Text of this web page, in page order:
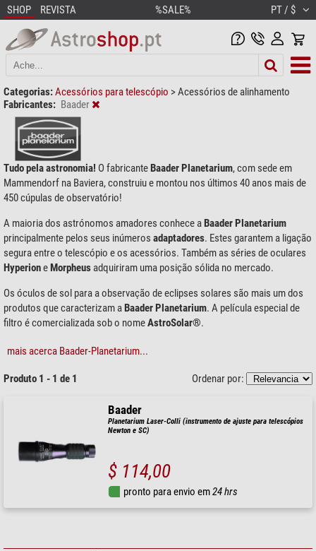
SHOP REVISTA %SALE% PT / $
Categorias:Acessórios para telescópio >Acessórios de alinhamento
Fabricantes: Baader
Tudo pela astronomia! O fabricanteBaader Planetarium, com sede em
Mammendorf na Baviera, construiu e montou nos últimos 40 anos mais de
450 cúpulas de observatório!
A maioria dos astrónomos amadores conhece aBaader Planetarium
principalmente pelos seus inúmeros adaptadores. Estes garantem a ligação
segura entre o telescópio e os acessórios. Também as séries de oculares
HyperioneMorpheus adquiriram uma posição sólida no mercado.
Os óculos de sol para a observação de eclipses solares são mais um dos
produtos que caracterizam aBaader Planetarium. A película especial de
filtro é comercializada sob o nomeAstroSolar®.
mais acerca Baader-Planetarium...
Produto 1 - 1 de 1 Ordenar por:
Baader
Planetarium Laser-Colli (instrumento de ajuste para telescópios
Newton e SC)
$ 114,00
pronto para envio em24 hrs